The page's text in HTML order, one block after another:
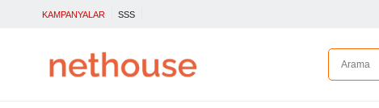
KAMPANYALAR SSS